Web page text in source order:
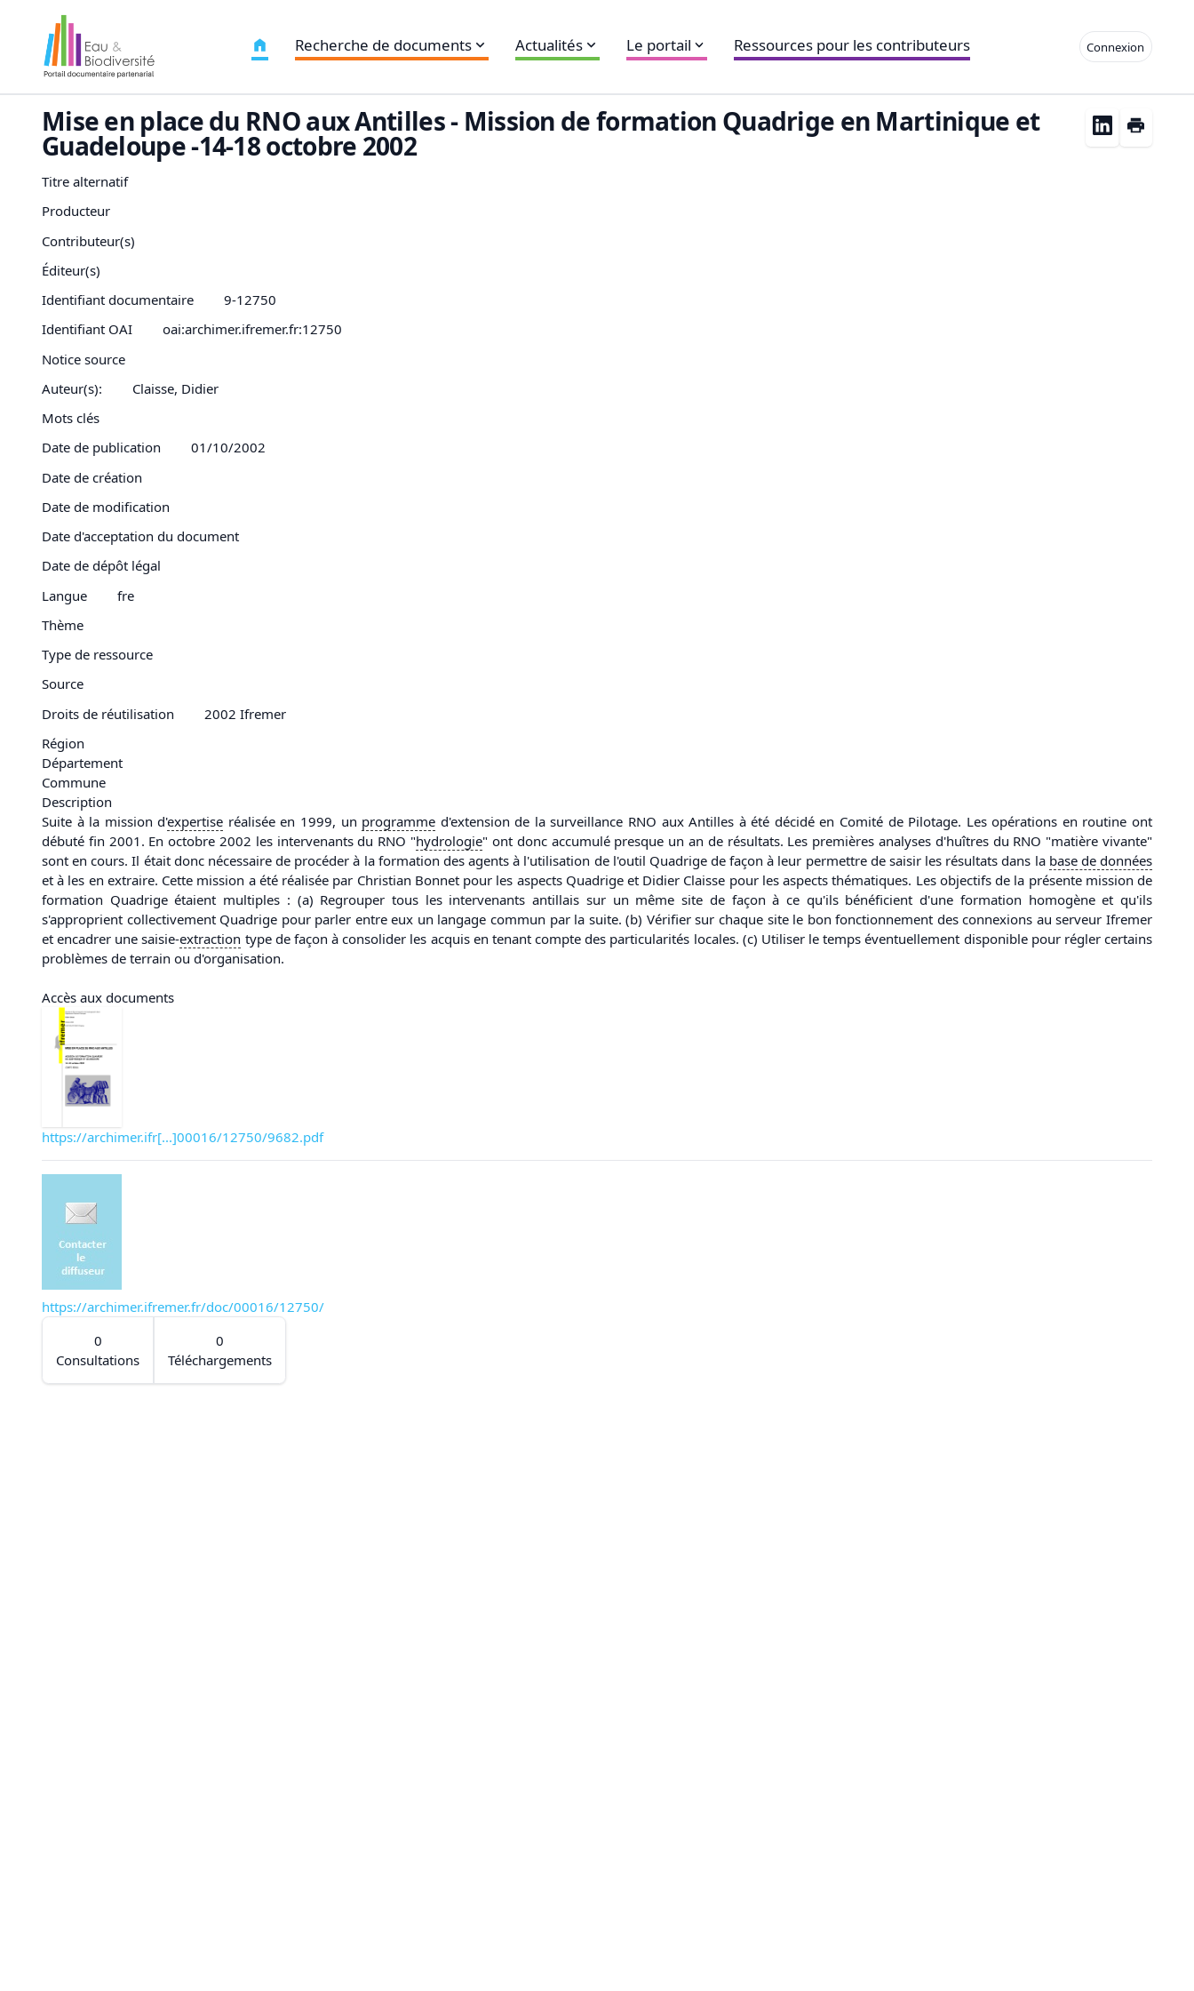
Connexion
Recherche de documents Actualités Le portail Ressources pour les contributeurs
Mise en place du RNO aux Antilles - Mission de formation Quadrige en Martinique et
Guadeloupe -14-18 octobre 2002
Titre alternatif
Producteur
Contributeur(s)
Éditeur(s)
Identifiant documentaire
9-12750
Identifiant OAI
oai:archimer.ifremer.fr:12750
Notice source
Auteur(s):
Claisse, Didier
Mots clés
Date de publication
01/10/2002
Date de création
Date de modification
Date d'acceptation du document
Date de dépôt légal
Langue
fre
Thème
Type de ressource
Source
Droits de réutilisation
2002 Ifremer
Région
Département
Commune
Description
Suite à la mission d'expertise réalisée en 1999, un programme d'extension de la surveillance RNO aux Antilles à été décidé en Comité de Pilotage. Les opérations en routine ont
débuté fin 2001. En octobre 2002 les intervenants du RNO "hydrologie" ont donc accumulé presque un an de résultats. Les premières analyses d'huîtres du RNO "matière vivante"
sont en cours. Il était donc nécessaire de procéder à la formation des agents à l'utilisation de l'outil Quadrige de façon à leur permettre de saisir les résultats dans la basede données
et à les en extraire. Cette mission a été réalisée par Christian Bonnet pour les aspects Quadrige et Didier Claisse pour les aspects thématiques. Les objectifs de la présente mission de
formation Quadrige étaient multiples : (a) Regrouper tous les intervenants antillais sur un même site de façon à ce qu'ils bénéficient d'une formation homogène et qu'ils
s'approprient collectivement Quadrige pour parler entre eux un langage commun par la suite. (b) Vérifier sur chaque site le bon fonctionnement des connexions au serveur Ifremer
et encadrer une saisie-extraction type de façon à consolider les acquis en tenant compte des particularités locales. (c) Utiliser le temps éventuellement disponible pour régler certains
problèmes de terrain ou d'organisation.
Accès aux documents
https://archimer.ifr[...]00016/12750/9682.pdf
https://archimer.ifremer.fr/doc/00016/12750/
0
Consultations
0
Téléchargements